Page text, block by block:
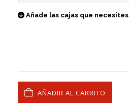
Añade las cajas que necesites
AÑADIR AL CARRITO